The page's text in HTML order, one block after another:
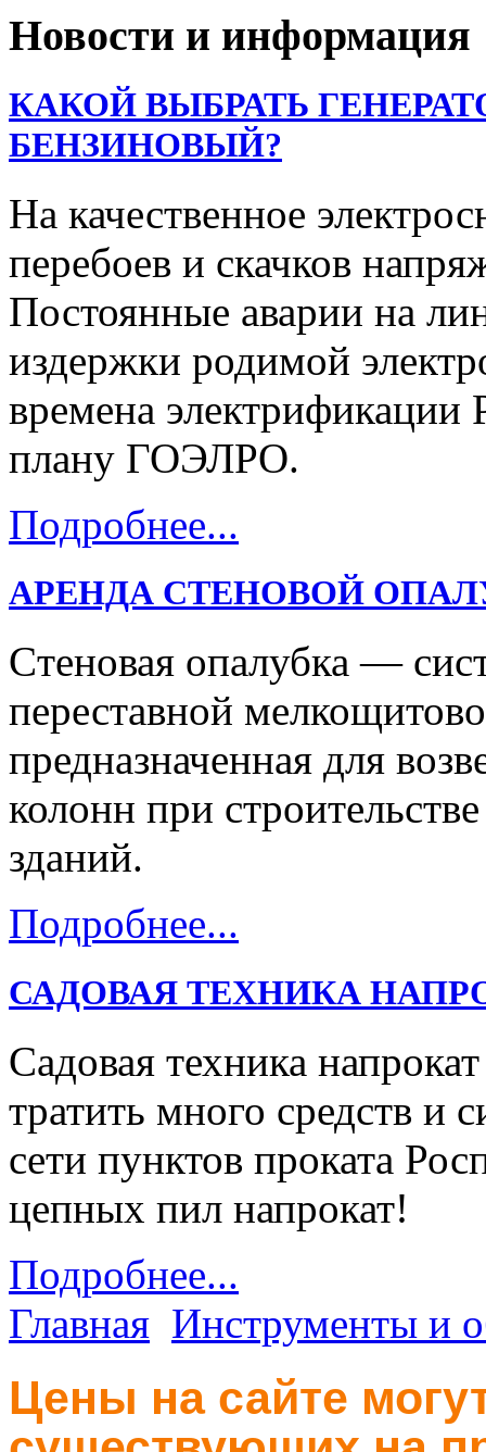
Новости и информация
КАКОЙ ВЫБРАТЬ
БЕНЗИНОВЫЙ?
На качественное
перебоев и скачков
Постоянные аварии на
издержки родимой
времена электрификации
плану ГОЭЛРО.
Подробнее...
АРЕНДА СТЕНОВОЙ
Cтеновая опалубка —
переставной
предназначенная для
колонн при
зданий.
Подробнее...
САДОВАЯ ТЕХНИКА
Садовая техника
тратить много средств и
сети пунктов проката
цепных пил напрокат!
Подробнее...
Главная Инструменты и
Цены на сайте